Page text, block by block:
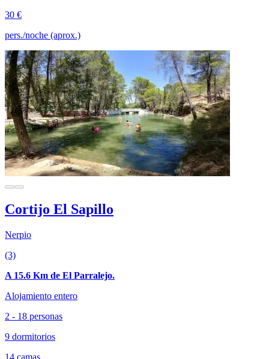
30 €
pers./noche (aprox.)
Cortijo El Sapillo
Nerpio
(3)
A 15.6 Km de El Parralejo.
Alojamiento entero
2 - 18 personas
9 dormitorios
14 camas